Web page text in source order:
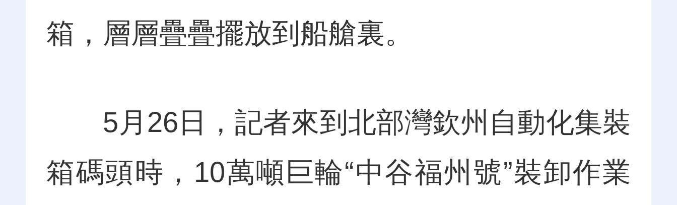
箱，層層疊疊擺放到船艙裏。
5月26日，記者來到北部灣欽州自動化集裝
箱碼頭時，10萬噸巨輪“中谷福州號”裝卸作業